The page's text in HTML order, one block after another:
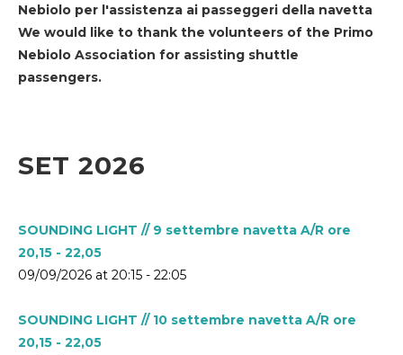
Nebiolo per l'assistenza ai passeggeri della navetta
We would like to thank the volunteers of the Primo
Nebiolo Association for assisting shuttle
passengers.
SET 2026
SOUNDING LIGHT // 9 settembre navetta A/R ore
20,15 - 22,05
09/09/2026 at 20:15 - 22:05
SOUNDING LIGHT // 10 settembre navetta A/R ore
20,15 - 22,05